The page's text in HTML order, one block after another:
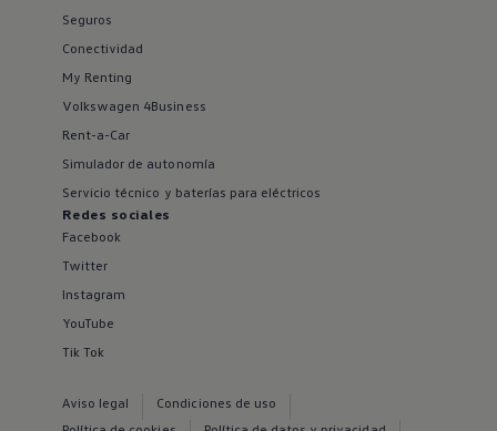
Seguros
Conectividad
My Renting
Volkswagen 4Business
Rent-a-Car
Simulador de autonomía
Servicio técnico y baterías para eléctricos
Redes sociales
Facebook
Twitter
Instagram
YouTube
Tik Tok
Aviso legal
Condiciones de uso